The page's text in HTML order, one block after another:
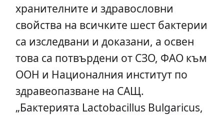
хранителните и здравословни
свойства на всичките шест бактерии
са изследвани и доказани, а освен
това са потвърдени от СЗО, ФАО към
ООН и Националния институт по
здравеопазване на САЩ.
„Бактерията Lactobacillus Bulgaricus,